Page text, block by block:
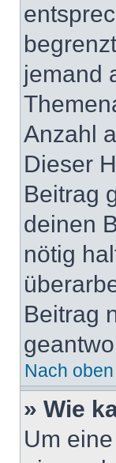
jemand
Anzahl
Dieser
Beitrag
deinen
nötig
Beitrag
Nach oben
» Wie
Um